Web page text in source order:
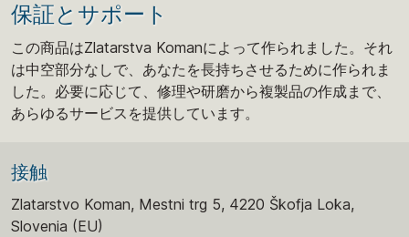
保証とサポート
この商品はZlatarstva Komanによって作られました。それ
は中空部分なしで、あなたを長持ちさせるために作られま
した。必要に応じて、修理や研磨から複製品の作成まで、
あらゆるサービスを提供しています。
接触
Zlatarstvo Koman, Mestni trg 5, 4220 Škofja Loka,
Slovenia (EU)